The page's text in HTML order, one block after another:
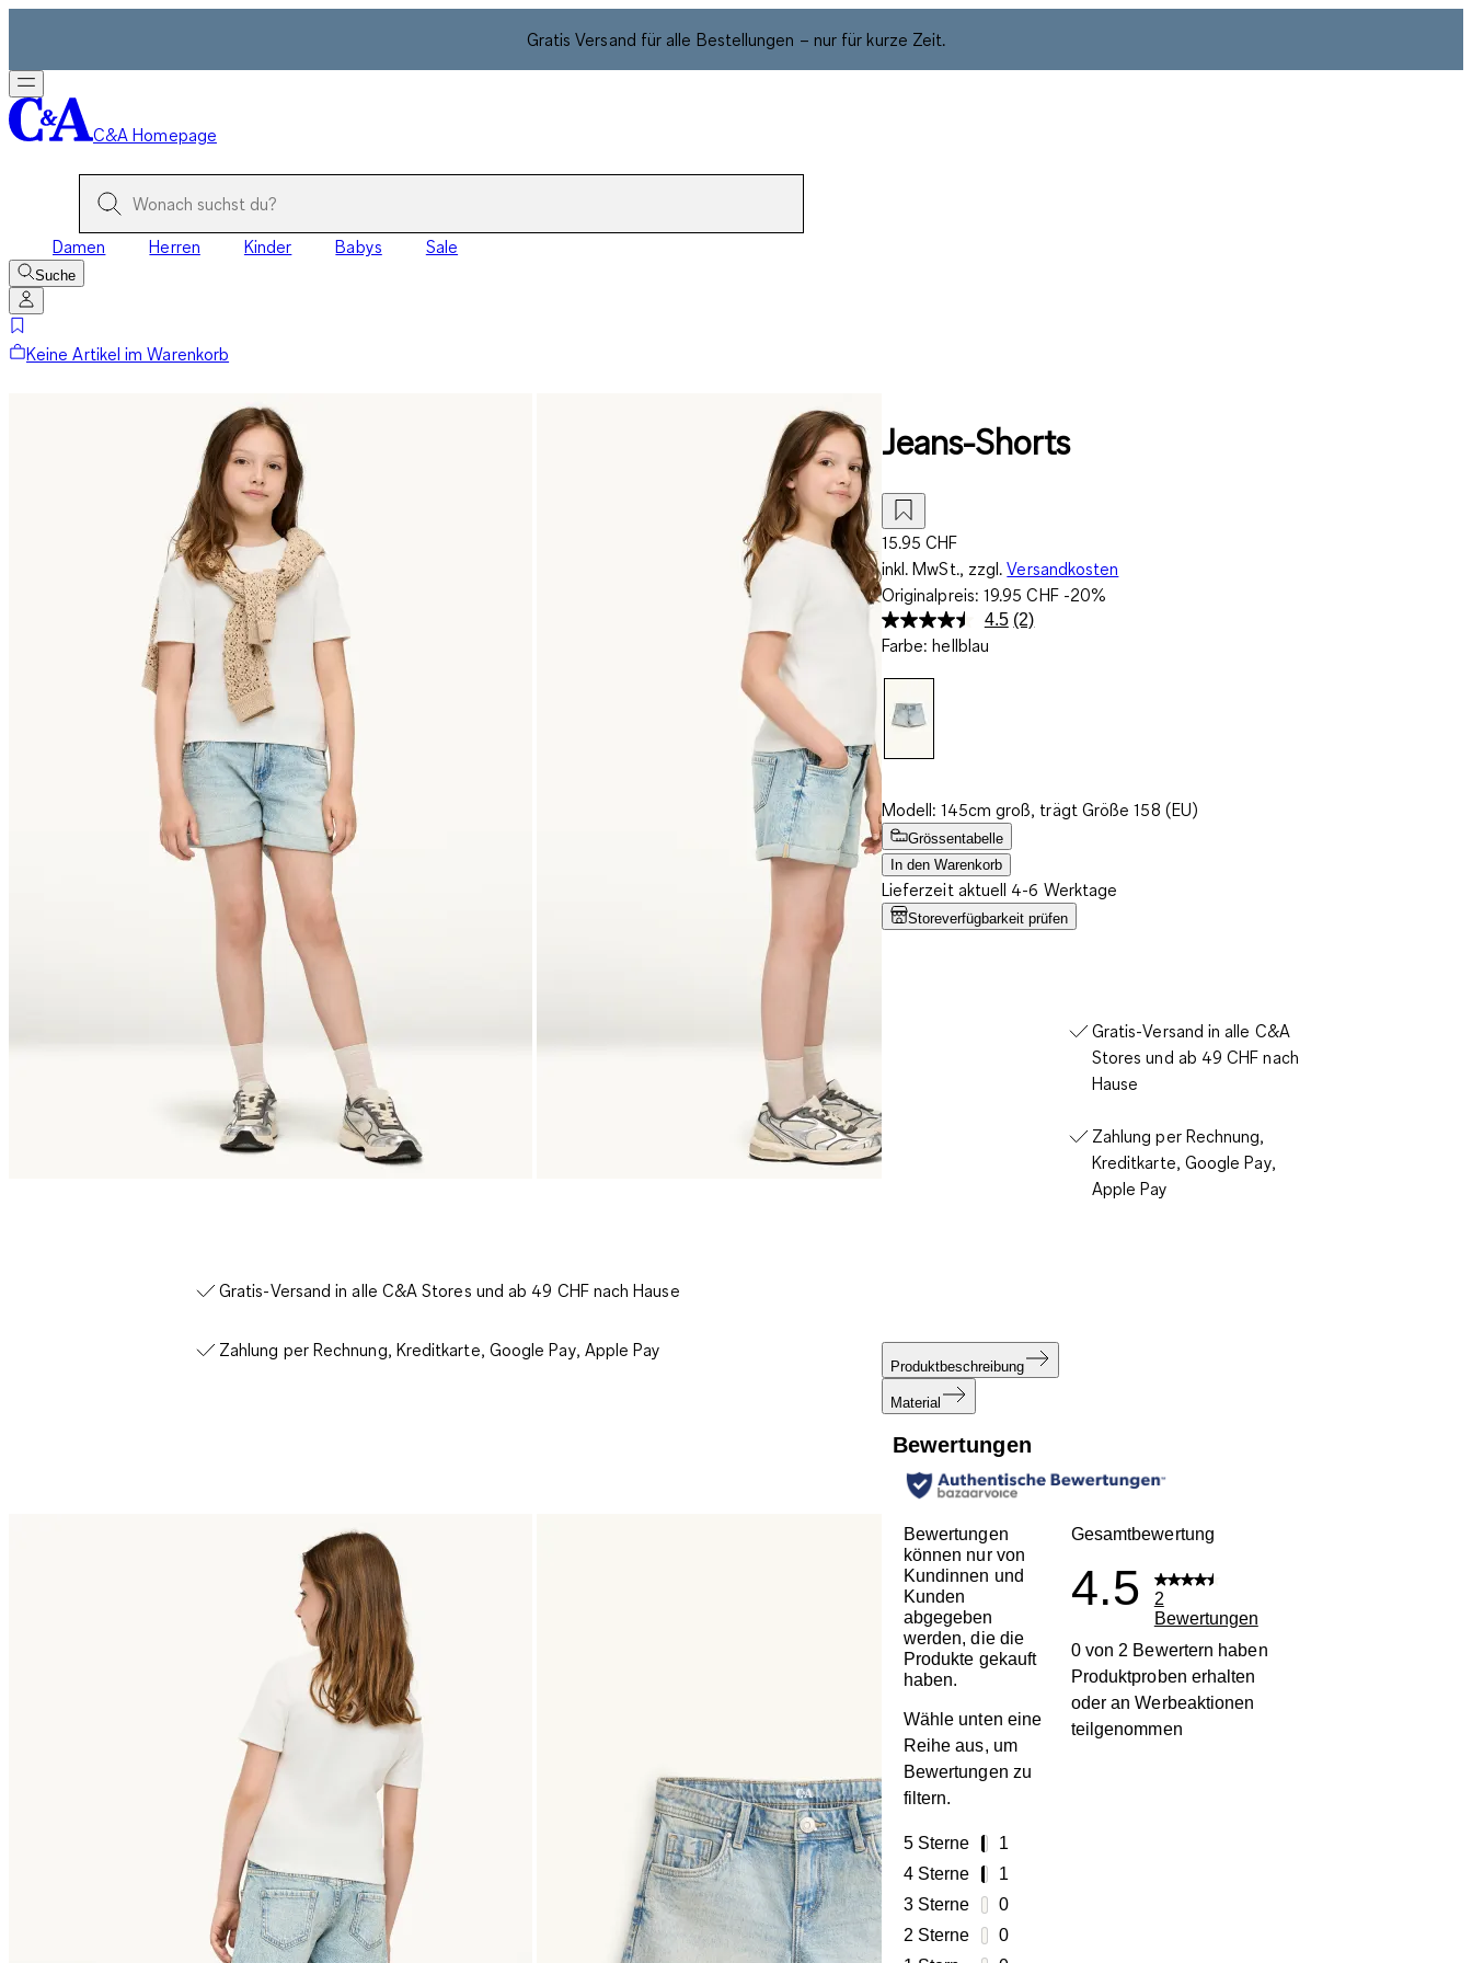
Gratis Versand für alle Bestellungen – nur für kurze Zeit.
C&A Homepage
Damen Herren Kinder Babys Sale
Suche
Keine Artikel im Warenkorb
Gratis-Versand in alle C&A Stores und ab 49 CHF nach Hause
Zahlung per Rechnung, Kreditkarte, Google Pay, Apple Pay
Jeans-Shorts
15.95 CHF
inkl. MwSt., zzgl. Versandkosten
Originalpreis: 19.95 CHF-20%
4.5 2
(2)
Farbe: hellblau
Modell: 145cm groß, trägt Größe 158 (EU)
Grössentabelle
In den Warenkorb
Lieferzeit aktuell 4-6 Werktage
Storeverfügbarkeit prüfen
Gratis-Versand in alle C&A
Stores und ab 49 CHF nach
Hause
Zahlung per Rechnung,
Kreditkarte, Google Pay,
Apple Pay
Produktbeschreibung
Material
Bewertungen
Bewertungen
können nur von
Kundinnen und
Kunden
abgegeben
werden, die die
Produkte gekauft
haben.
Wähle unten eine
Reihe aus, um
Bewertungen zu
filtern.
5 Sterne Sterne
1
1 Bewertung mit 5 Sternen.
4 Sterne Sterne
1
1 Bewertung mit 4 Sternen.
3 Sterne Sterne
0
0 Bewertungen mit 3 Sternen.
2 Sterne Sterne
0
Gesamtbewertung
4.5
2
Bewertungen
0 von 2 Bewertern haben
Produktproben erhalten
oder an Werbeaktionen
teilgenommen